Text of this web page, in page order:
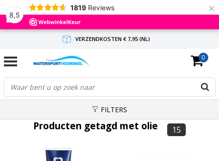
8,5
1819 Reviews ×
VERZENDKOSTEN € 7,95 (NL)
GRATIS VERZENDING(NL) VANAF € 65,-
BINNEN 1-3 WERKDAGEN ANTWOORD
0
FILTERS
Producten getagd met olie 15